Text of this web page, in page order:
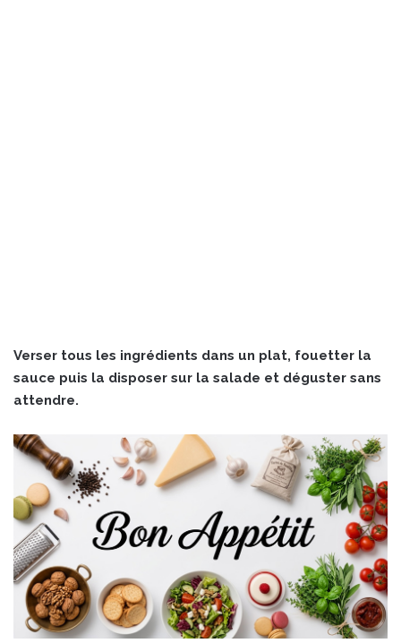
Verser tous les ingrédients dans un plat, fouetter la
sauce puis la disposer sur la salade et déguster sans
attendre.